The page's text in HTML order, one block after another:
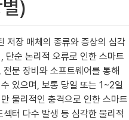
)
저장 매체의 종류와 증상의 심각
단순 논리적 오류로 인한 스마트
문 장비와 소프트웨어를 통해
있으며, 보통 당일 또는 1~2일
물리적인 충격으로 인한 스마트
터 다수 발생 등 심각한 물리적